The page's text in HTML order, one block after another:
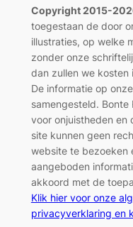
Copyright 2015-
toegestaan de door
illustraties, op welke
zonder onze
dan zullen we kosten
De informatie op
samengesteld. Bonte
voor onjuistheden en
site kunnen geen
website te bezoeken
aangeboden
akkoord met de
Klik hier voor onze
privacyverklaring en